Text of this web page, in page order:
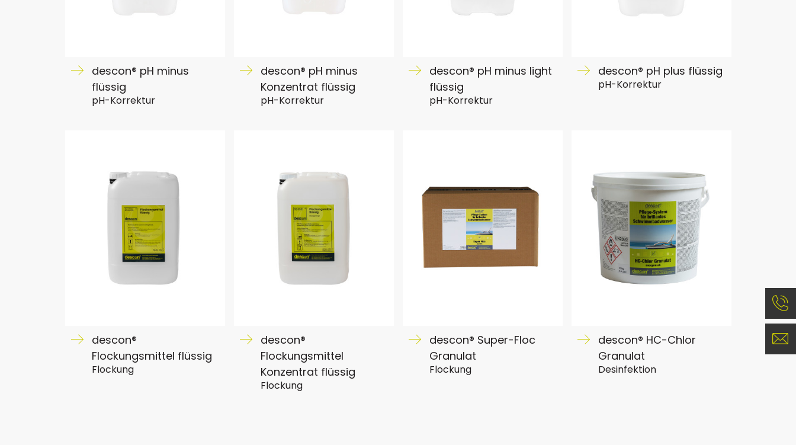
descon® pH minus
flüssig
pH-Korrektur
descon® pH minus
Konzentrat flüssig
pH-Korrektur
descon® pH minus light
flüssig
pH-Korrektur
descon® pH plus flüssig
pH-Korrektur
descon®
Flockungsmittel flüssig
Flockung
descon®
Flockungsmittel
Konzentrat flüssig
Flockung
descon® Super-Floc
Granulat
Flockung
descon® HC-Chlor
Granulat
Desinfektion